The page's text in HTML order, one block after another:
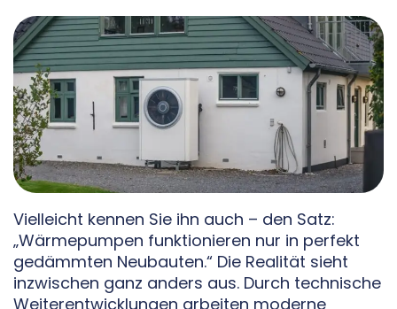
Vielleicht kennen Sie ihn auch – den Satz:
„Wärmepumpen funktionieren nur in perfekt
gedämmten Neubauten.“ Die Realität sieht
inzwischen ganz anders aus. Durch technische
Weiterentwicklungen arbeiten moderne